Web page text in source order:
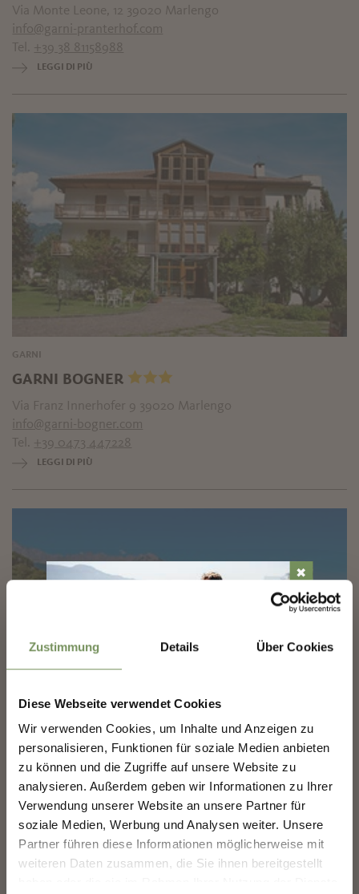
Zustimmung Details Über Cookies
Diese Webseite verwendet Cookies
Wir verwenden Cookies, um Inhalte und Anzeigen zu
personalisieren, Funktionen für soziale Medien anbieten
zu können und die Zugriffe auf unsere Website zu
analysieren. Außerdem geben wir Informationen zu Ihrer
Verwendung unserer Website an unsere Partner für
soziale Medien, Werbung und Analysen weiter. Unsere
Partner führen diese Informationen möglicherweise mit
weiteren Daten zusammen, die Sie ihnen bereitgestellt
Via Monte Leone, 12 39020 Marlengo
info@garni-pranterhof.com
Tel. +39 38 81158988
LEGGI DI PIÙ
GARNI
GARNI BOGNER
Via Franz Innerhofer 9 39020 Marlengo
info@garni-bogner.com
Tel. +39 0473 447228
LEGGI DI PIÙ
ZIEGLERHOF
Via A. Pattis 21 39020 Marlengo
info@zieglerhof-marling.com
Tel.+39 0473 234612
✖
NEWSLETTER-MARLENGO
Scoprite il meglio di Marlengo! 🌄
Iscriviti subito alla nostra newsletter e sarai il primo
a conoscere offerte esclusive, eventi speciali e
consigli nascosti per la tua prossima visita a
Marlengo!
tua vacanza a Marlengo
ancora più bella!